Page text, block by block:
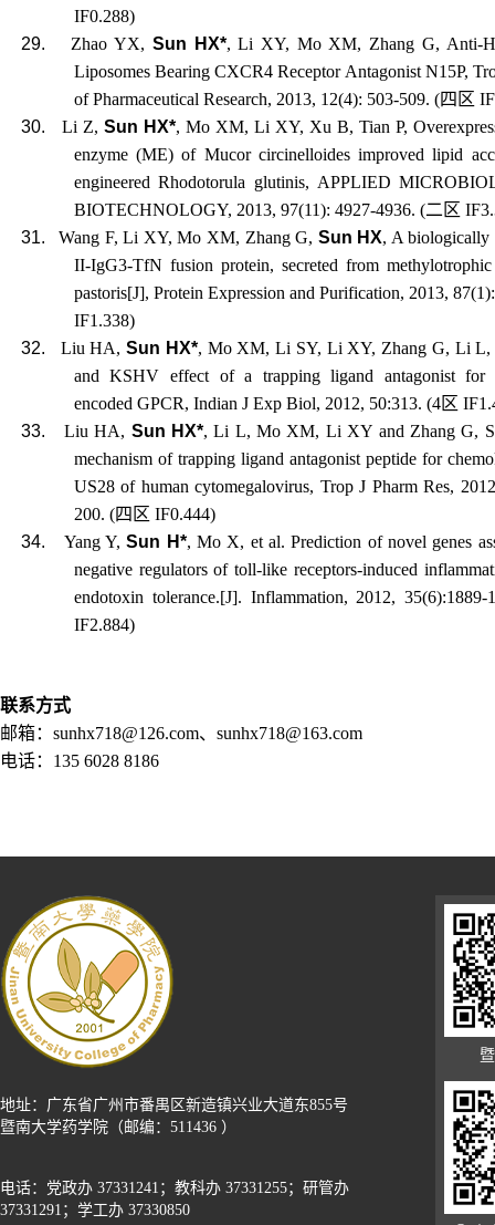
IF0.288)
29.
Zhao YX, Sun HX*, Li XY, Mo XM, Zhang G, Anti-
Liposomes Bearing CXCR4 Receptor Antagonist N15P,
of Pharmaceutical Research, 2013, 12(4): 503-509. (四区
30.
Li Z, Sun HX*, Mo XM, Li XY, Xu B, Tian P,
enzyme (ME) of Mucor circinelloides improved lipid
engineered Rhodotorula glutinis, APPLIED
BIOTECHNOLOGY, 2013, 97(11): 4927-4936. (二区
31.
Wang F,Li XY,Mo XM, Zhang G, Sun HX, A biologically
II-IgG3-TfN fusion protein, secreted from
pastoris[J], Protein Expression and Purification, 2013,
IF1.338)
32.
Liu HA,Sun HX*, Mo XM, Li SY, Li XY, Zhang G, Li
and KSHV effect of a trapping ligand antagonist for
encoded GPCR, Indian J Exp Biol, 2012, 50:313. (4区
33.
Liu HA, Sun HX*, Li L, Mo XM, Li XY and Zhang G,
mechanism of trapping ligand antagonist peptide for
US28 of human cytomegalovirus, Trop J Pharm Res,
200. (四区 IF0.444)
34.
Yang Y,Sun H*, Mo X, et al. Prediction of novel genes
negative regulators of toll-like receptors-induced
endotoxin tolerance.[J]. Inflammation, 2012, 35(6):1889-
IF2.884)
联系方式
邮箱： sunhx718@126.com、 sunhx718@163.com
电话： 135 6028 8186
地址：广东省广州市番禺区新造镇兴业大道东855号
暨南大学药学院（邮编：511436 ）
电话：党政办 37331241；教科办 37331255；研管办
37331291；学工办 37330850